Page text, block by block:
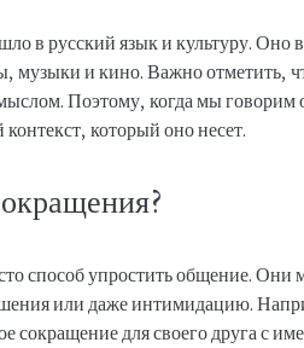
в русский язык и культуру. Оно
музыки и кино. Важно отметить,
Поэтому, когда мы
который оно несет.
способ упростить общение. Они
или даже интимидацию.
сокращение для своего друга с